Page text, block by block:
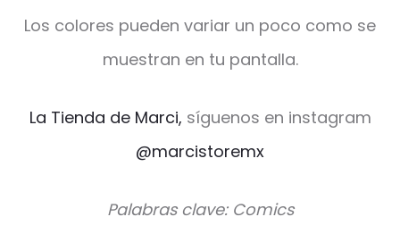
Los colores pueden variar un poco como se
muestran en tu pantalla.
La Tienda de Marci, síguenos en instagram
@marcistoremx
Palabras clave: Comics